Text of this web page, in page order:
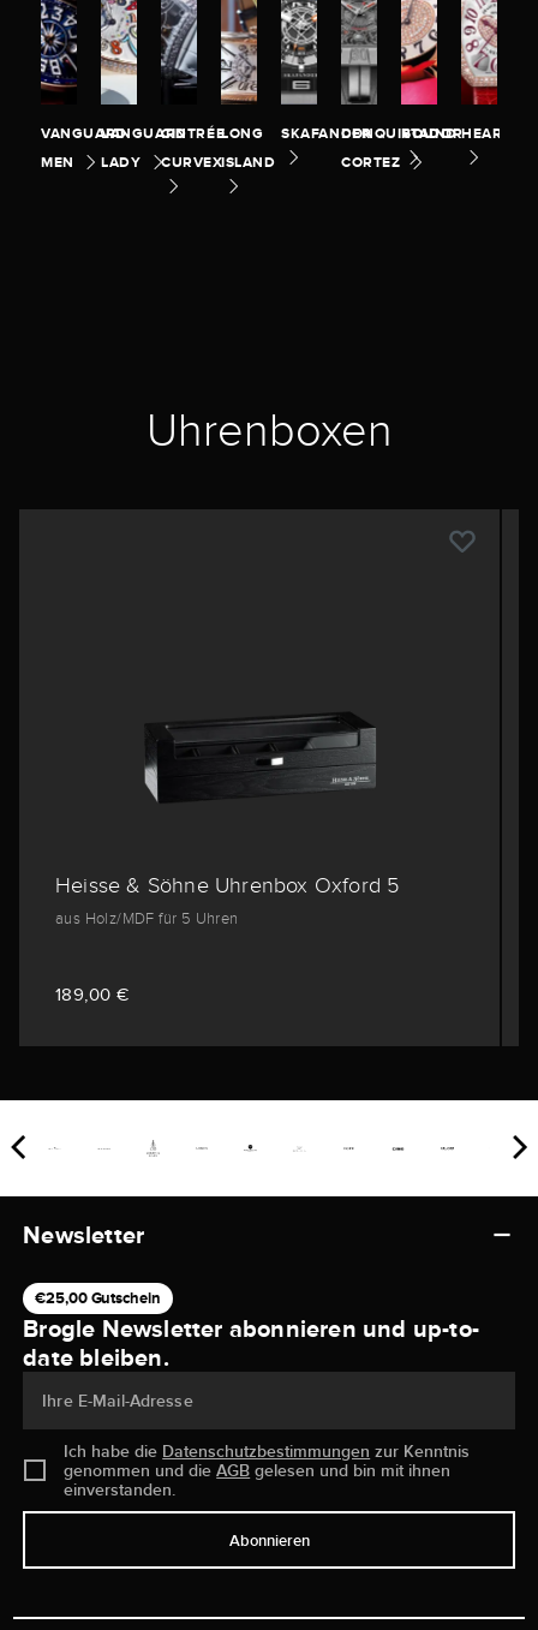
VANGUARD
MEN
VANGUARD
LADY
CINTRÉE
CURVEX
LONG
ISLAND
SKAFANDERCONQUISTADOR
CORTEZ
ROUND HEART
Uhrenboxen
Heisse & Söhne Uhrenbox Oxford 5
aus Holz/MDF für 5 Uhren
189,00 €
Newsletter
€25,00 Gutschein
Brogle Newsletter abonnieren und up-to-
date bleiben.
Ihre E-Mail-Adresse
Ich habe die Datenschutzbestimmungen zur Kenntnis
genommen und dieAGB gelesen und bin mit ihnen
einverstanden.
Abonnieren